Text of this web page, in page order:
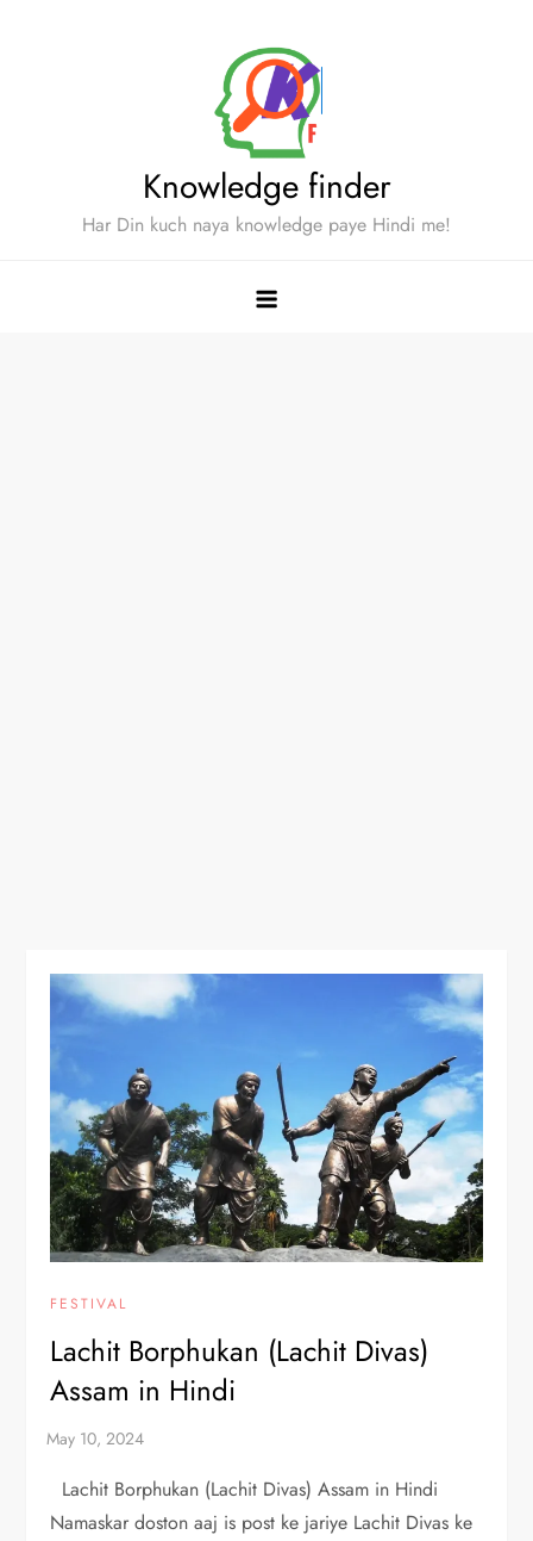
Knowledge finder
Har Din kuch naya knowledge paye Hindi me!
FESTIVAL
Lachit Borphukan (Lachit Divas)
Assam in Hindi
Lachit Borphukan (Lachit Divas) Assam in Hindi
Namaskar doston aaj is post ke jariye Lachit Divas ke